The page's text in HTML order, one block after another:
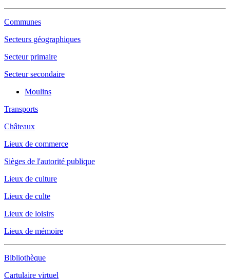
Communes
Secteurs géographiques
Secteur primaire
Secteur secondaire
Moulins
Transports
Châteaux
Lieux de commerce
Sièges de l'autorité publique
Lieux de culture
Lieux de culte
Lieux de loisirs
Lieux de mémoire
Bibliothèque
Cartulaire virtuel